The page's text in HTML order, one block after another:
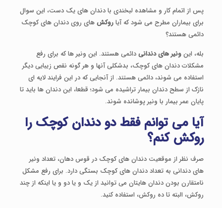
پس از اتمام کار و مشاهده لبخندی با دندان های یک دست، این سوال
برای بیماران مطرح می شود که آیاروکشهای روی دندان های کوچک
دائمی هستند؟
بله، اینونیر های دندانیدائمی هستند. این ونیر ها که برای رفع
مشکلات دندان های کوچک، بدشکلی آنها و هر گونه نقص زیبایی دیگر
استفاده می شوند، دائمی هستند. از آنجایی که در این فرایند لایه ای
نازک از سطح دندان بیمار تراشیده می شود؛ قطعا، این دندان ها باید تا
پایان عمر بیمار با ونیر پوشانده شوند.
آیا می توانم فقط دو دندان کوچک را
روکش کنم؟
صرف نظر از موقعیت دندان های کوچک در قوس دهان، تعداد ونیر
های دندانی به تعداد دندان های کوچک بستگی دارد. برای رفع مشکل
نامتقارن بودن دندان هایتان می توانید از یک و یا دو و یا اینکه از چند
روکش، البته تا ده روکش، استفاده کنید.